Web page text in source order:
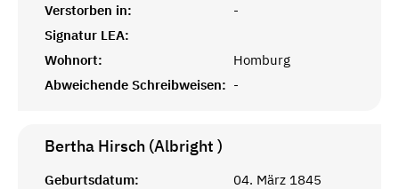
Verstorben in:
-
Signatur LEA:
Wohnort:
Homburg
Abweichende Schreibweisen: -
Bertha Hirsch (Albright )
Geburtsdatum:
04. März 1845